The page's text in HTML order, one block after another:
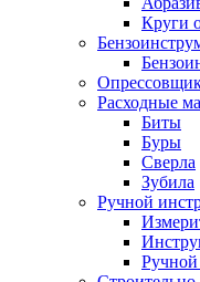
Круги
Расходные
Биты
Буры
Сверла
Зубила
Ручной
Ручной